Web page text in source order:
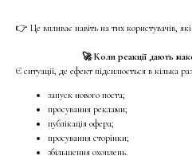
👉 Це впливає навіть на тих користувачів,
🚀 Коли реакції дають
Є ситуації, де ефект підсилюється в кілька
запуск нового поста;
просування реклами;
публікація офера;
просування сторінки;
збільшення охоплень.